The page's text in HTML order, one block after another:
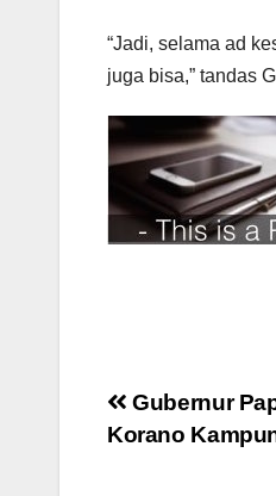
“Jadi, selama ad
juga bisa,” tandas
Post
Gubernur
Korano